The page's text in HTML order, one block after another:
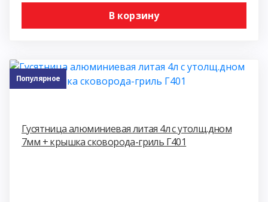
В корзину
Популярное
Гусятница алюминиевая литая 4л с утолщ.дном
7мм + крышка сковорода-гриль Г401